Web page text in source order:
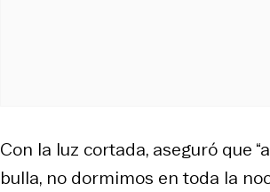
Con la luz cortada, aseguró que
bulla, no dormimos en toda la